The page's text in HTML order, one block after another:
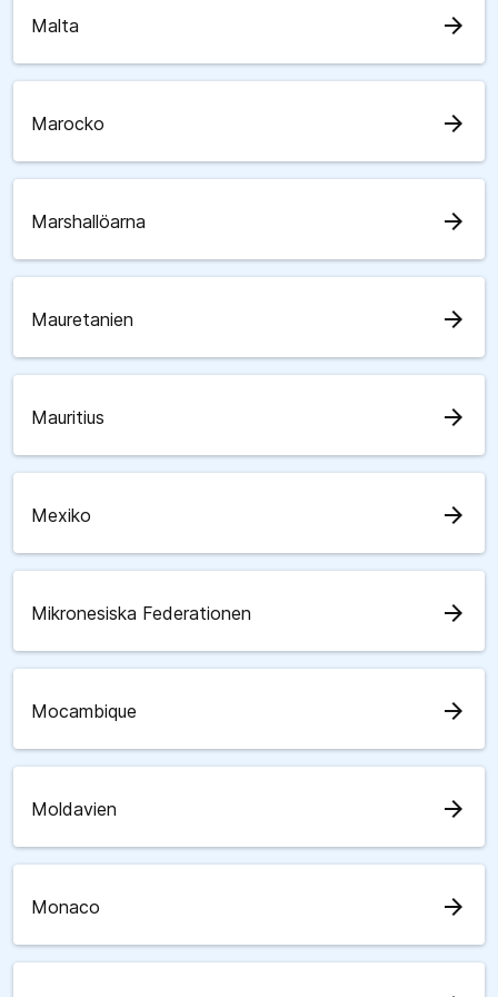
Malta arrow_forward
Marocko arrow_forward
Marshallöarna arrow_forward
Mauretanien arrow_forward
Mauritius arrow_forward
Mexiko arrow_forward
Mikronesiska Federationen arrow_forward
Mocambique arrow_forward
Moldavien arrow_forward
Monaco arrow_forward